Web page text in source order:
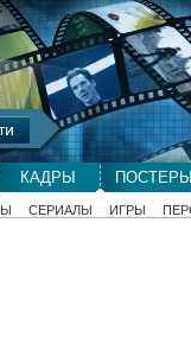
КАДРЫ
СЕРИАЛЫ ИГРЫ